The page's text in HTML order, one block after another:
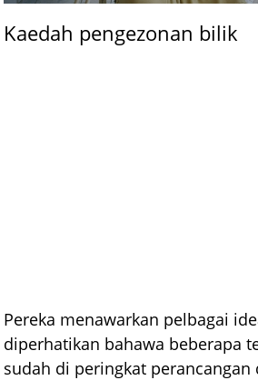
Kaedah pengezonan bilik
Pereka menawarkan pelbagai
diperhatikan bahawa beberapa
sudah di peringkat perancangan